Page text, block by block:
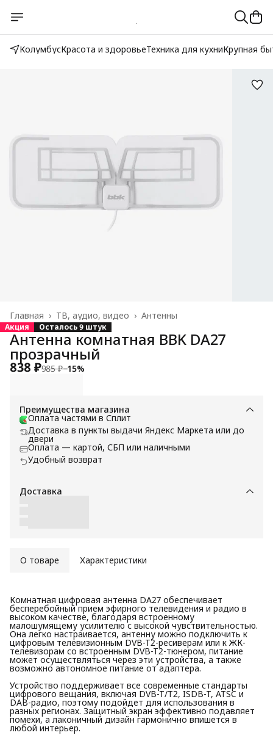
КолумбусКрасота и здоровьеТехника для кухниКрупная
Антенны
ТВ, аудио, видео ›
Главная ›
Акция Осталось 9 штук
Антенна комнатная BBK DA27
прозрачный
838 ₽985 ₽−15%
Преимущества магазина
Оплата частями в Сплит
Доставка в пункты выдачи Яндекс Маркета или до
двери
Оплата — картой, СБП или наличными
Удобный возврат
Доставка
О товаре Характеристики
Комнатная цифровая антенна DA27 обеспечивает
бесперебойный прием эфирного телевидения и радио в
высоком качестве, благодаря встроенному
малошумящему усилителю с высокой чувствительностью.
Она легко настраивается, антенну можно подключить к
цифровым телевизионным DVB-T2-ресиверам или к ЖК-
телевизорам со встроенным DVB-T2-тюнером, питание
может осуществляться через эти устройства, а также
возможно автономное питание от адаптера.
Устройство поддерживает все современные стандарты
цифрового вещания, включая DVB-T/T2, ISDB-T, ATSC и
DAB-радио, поэтому подойдет для использования в
разных регионах. Защитный экран эффективно подавляет
помехи, а лаконичный дизайн гармонично впишется в
любой интерьер.